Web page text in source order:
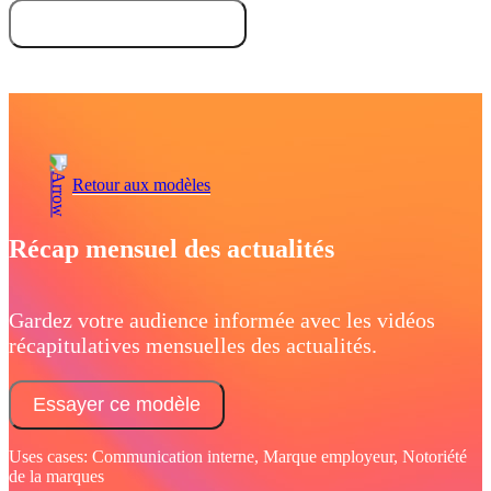
Retour aux modèles
Récap mensuel des actualités
Gardez votre audience informée avec les vidéos
récapitulatives mensuelles des actualités.
Essayer ce modèle
Uses cases: Communication interne, Marque employeur, Notoriété
de la marques